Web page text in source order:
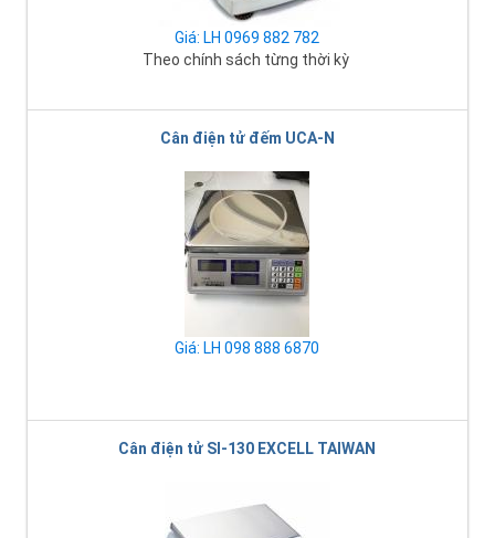
Giá: LH 0969 882 782
Theo chính sách từng thời kỳ
Cân điện tử đếm UCA-N
Giá: LH 098 888 6870
Cân điện tử SI-130 EXCELL TAIWAN